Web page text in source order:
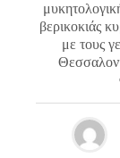
βερικοκιάς
με τους